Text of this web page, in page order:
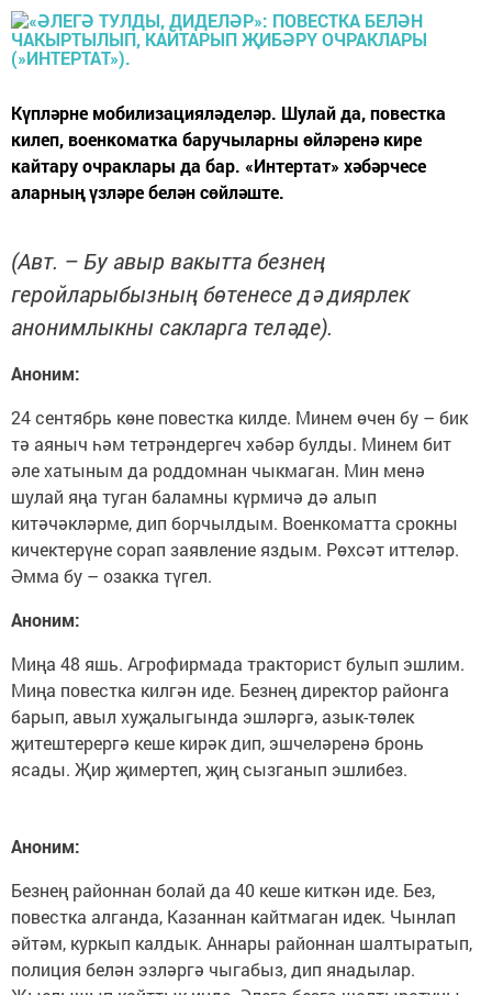
Күпләрне мобилизацияләделәр. Шулай да, повестка
килеп, военкоматка баручыларны өйләренә кире
кайтару очраклары да бар. «Интертат» хәбәрчесе
аларның үзләре белән сөйләште.
(Авт. – Бу авыр вакытта безнең
геройларыбызның бөтенесе дә диярлек
анонимлыкны сакларга теләде).
Аноним:
24 сентябрь көне повестка килде. Минем өчен бу – бик
тә аяныч һәм тетрәндергеч хәбәр булды. Минем бит
әле хатыным да роддомнан чыкмаган. Мин менә
шулай яңа туган баламны күрмичә дә алып
китәчәкләрме, дип борчылдым. Военкоматта срокны
кичектерүне сорап заявление яздым. Рөхсәт иттеләр.
Әмма бу – озакка түгел.
Аноним:
Миңа 48 яшь. Агрофирмада тракторист булып эшлим.
Миңа повестка килгән иде. Безнең директор районга
барып, авыл хуҗалыгында эшләргә, азык-төлек
җитештерергә кеше кирәк дип, эшчеләренә бронь
ясады. Җир җимертеп, җиң сызганып эшлибез.
Аноним:
Безнең районнан болай да 40 кеше киткән иде. Без,
повестка алганда, Казаннан кайтмаган идек. Чынлап
әйтәм, куркып калдык. Аннары районнан шалтыратып,
полиция белән эзләргә чыгабыз, дип янадылар.